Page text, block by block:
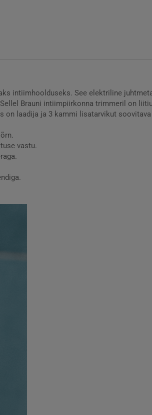
intiimhoolduseks. See elektriline
Brauni intiimpiirkonna trimmeril on
on laadija ja 3 kammi lisatarvikut
vastu.